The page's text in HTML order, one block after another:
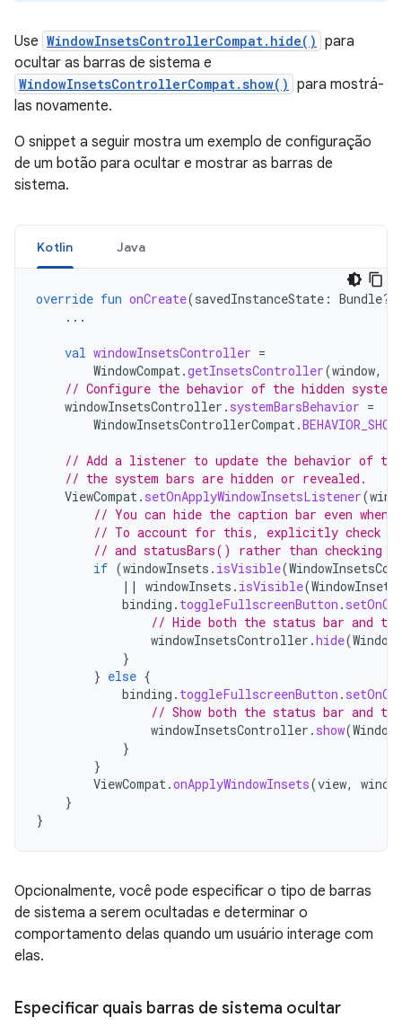
Use WindowInsetsControllerCompat.hide() para
ocultar as barras de sistema e
WindowInsetsControllerCompat.show() para mostrá-
las novamente.
O snippet a seguir mostra um exemplo de configuração
de um botão para ocultar e mostrar as barras de
sistema.
Kotlin Java
override fun onCreate(savedInstanceState : Bundle?)
...
val windowInsetsController =
WindowCompat.getInsetsController(window,
// Configure the behavior of the hidden system
windowInsetsController . systemBarsBehavior =
WindowInsetsControllerCompat.
// Add a listener to update the behavior of
// the system bars are hidden or revealed.
ViewCompat. setOnApplyWindowInsetsListener(
// You can hide the caption bar even
// To account for this, explicitly check
// and statusBars() rather than checking
if (windowInsets . isVisible(
||
windowInsets . isVisible(
binding . toggleFullscreenButton .
// Hide both the status bar and
windowInsetsController .hide(
}
} else {
binding . toggleFullscreenButton .
// Show both the status bar and
windowInsetsController . show(
}
}
ViewCompat.onApplyWindowInsets(view,
}
}
Opcionalmente, você pode especificar o tipo de barras
de sistema a serem ocultadas e determinar o
comportamento delas quando um usuário interage com
elas.
Especificar quais barras de sistema ocultar